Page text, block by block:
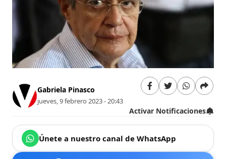
Gabriela Pinasco
jueves, 9 febrero 2023 - 20:43
Activar Notificaciones
Únete a nuestro canal de WhatsApp